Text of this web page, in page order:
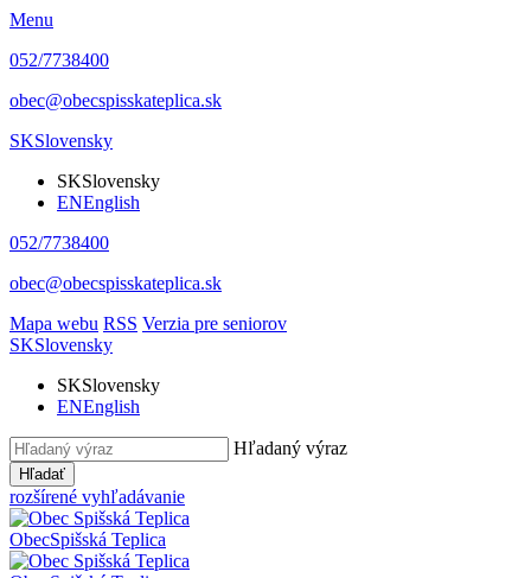
Menu
052/7738400
obec@obecspisskateplica.sk
SKSlovensky
SKSlovensky
ENEnglish
052/7738400
obec@obecspisskateplica.sk
Mapa webu RSS Verzia pre seniorov
SKSlovensky
SKSlovensky
ENEnglish
Hľadaný výraz
Hľadať
rozšírené vyhľadávanie
ObecSpišská Teplica